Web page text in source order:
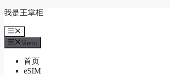
Skip
content
我是王掌柜
Menu
Menu
首页
eSIM